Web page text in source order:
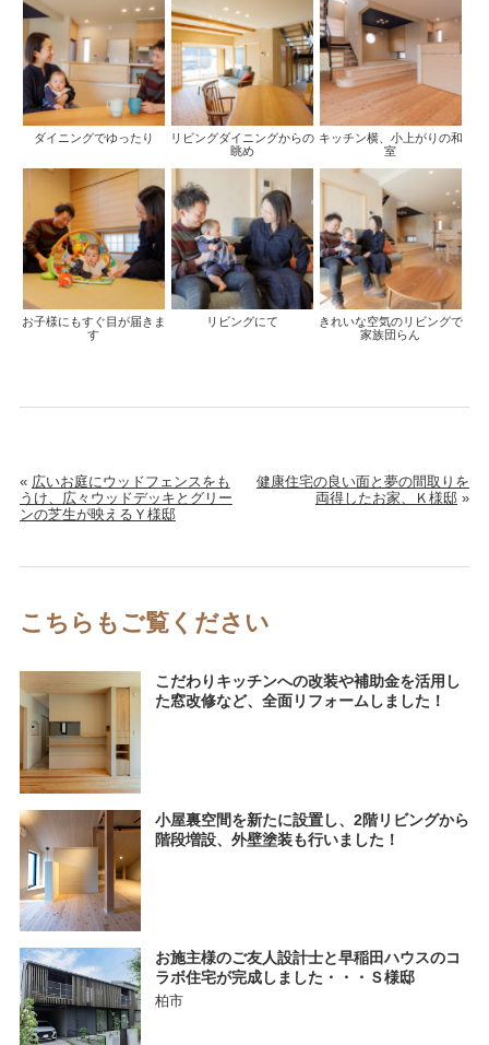
ダイニングでゆったり
リビングダイニングからの
眺め
キッチン横、小上がりの和
室
お子様にもすぐ目が届きま
す
リビングにて
きれいな空気のリビングで
家族団らん
« 広いお庭にウッドフェンスをも
うけ、広々ウッドデッキとグリー
ンの芝生が映えるＹ様邸
健康住宅の良い面と夢の間取りを
両得したお家、Ｋ様邸 »
こちらもご覧ください
こだわりキッチンへの改装や補助金を活用し
た窓改修など、全面リフォームしました！
小屋裏空間を新たに設置し、2階リビングから
階段増設、外壁塗装も行いました！
お施主様のご友人設計士と早稲田ハウスのコ
ラボ住宅が完成しました・・・Ｓ様邸
柏市